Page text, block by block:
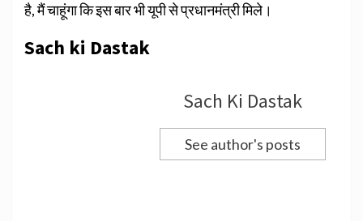
है, मैं चाहूंगा कि इस बार भी यूपी से प्रधानमंत्री मिले।
Sach ki Dastak
Sach Ki Dastak
See author's posts